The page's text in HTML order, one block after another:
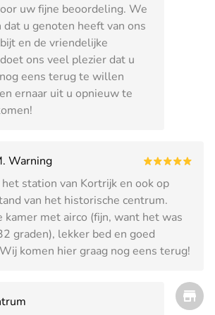
uw fijne beoordeling. We
dat u genoten heeft van ons
en de vriendelijke
ons veel plezier dat u
eens terug te willen
ernaar uit u opnieuw te
Warning
station van Kortrijk en ook op
van het historische centrum.
kamer met airco (fijn, want het was
graden), lekker bed en goed
komen hier graag nog eens terug!